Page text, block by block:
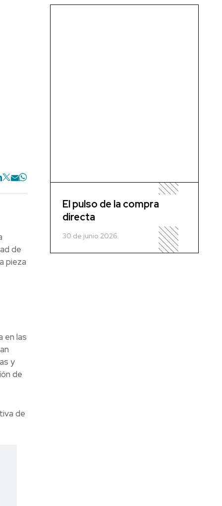
de
pieza
en las
y
de
de
El pulso de la compra
directa
30 de junio 2026